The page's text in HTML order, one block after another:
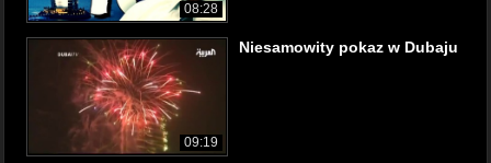
08:28
09:19
Niesamowity pokaz w Dubaju